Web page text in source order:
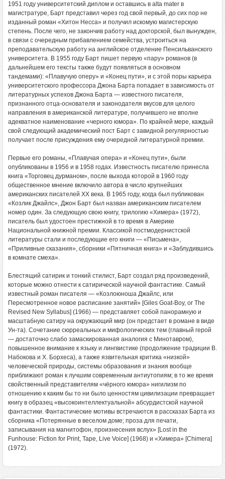
1951 году университетский диплом и оставшись в alta mater в
магистратуре, Барт представил через год свой первый, до сих пор не
изданный роман «Хитон Несса» и получил искомую магистерскую
степень. После чего, не закончив работу над докторской, был вынужден,
в связи с очередным прибавлением семейства, устроиться на
преподавательскую работу на английское отделение Пенсильванского
университета. В 1955 году Барт пишет первую «пару» романов (в
дальнейшем его тексты также будут появляться в основном
тандемами): «Плавучую оперу» и «Конец пути», и с этой поры карьера
университетского профессора Джона Барта попадает в зависимость от
литературных успехов Джона Барта — известного писателя,
признанного отца-основателя и законодателя вкусов для целого
направления в американской литературе, получившего не вполне
адекватное наименование «черного юмора». По крайней мере, каждый
свой следующий академический пост Барт с завидной регулярностью
получает после присуждения ему очередной литературной премии.
Первые его романы, «Плавучая опера» и «Конец пути», были
опубликованы в 1956 и в 1958 годах. Известность писателю принесла
книга «Торговец дурманом», после выхода которой в 1960 году
общественное мнение включило автора в число крупнейших
американских писателей XX века. В 1965 году, когда был публикован
«Козлик Джайлс», Джон Барт был назван американским писателем
номер один. За следующую свою книгу, трилогию «Химера» (1972),
писатель был удостоен престижной в то время в Америке
Национальной книжной премии. Классикой постмодернистской
литературы стали и последующие его книги — «Письмена»,
«Приливные сказания», сборники «Пятничная книга» и «Заблудившись
в комнате смеха».
Блестящий сатирик и тонкий стилист, Барт создал ряд произведений,
которые можно отнести к сатирической научной фантастике. Самый
известный роман писателя — «Козлоюноша Джайлс, или
Пересмотренное новое расписание занятий» [Giles Goat-Boy, or The
Revised New Syllabus] (1966) — представляет собой панорамную и
масштабную сатиру на окружающий мир (он предстает в романе в виде
Ун-та). Сочетание сюрреальных и мифологических тем (главный герой
— достаточно слабо замаскированная аналогия с Минотавром),
повышенное внимание к языку и лингвистике (продолжение традиции В.
Набокова и Х. Борхеса), а также язвительная критика «низкой»
человеческой природы, системы образования и знания вообще
приближают роман к лучшим современным антиутопиям; в то же время
свойственный представителям «чёрного юмора» нигилизм по
отношению к каким бы то ни было ценностям цивилизации превращает
книгу в образец «высокоинтеллектуальной» абсурдистской научной
фантастики. Фантастические мотивы встречаются в рассказах Барта из
сборника «Потерянные в веселом доме; проза для печати,
записывания на магнитофон, произнесения вслух» [Lost in the
Funhouse: Fiction for Print, Tape, Live Voice] (1968) и «Химера» [Chimera]
(1972).